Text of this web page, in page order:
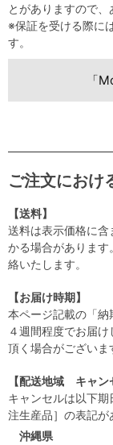
とがありますので、
※保証を受ける際に
す。
「
ご注文におけ
【送料】
送料は表示価格に
かる場合がありま
絡いたします。
【お届け時期】
本ページ記載の「納
４週間程度でお届
頂く場合がございま
【配送地域 キャン
キャンセルは以下
注生産品］の表記が
沖縄県